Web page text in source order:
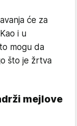
će za
i u
mogu da
što je žrtva
mejlove